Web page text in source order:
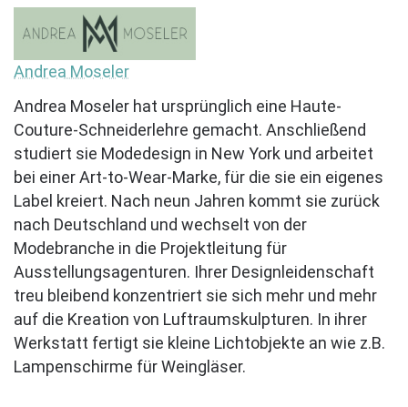
Andrea Moseler
Andrea Moseler hat ursprünglich eine Haute-
Couture-Schneiderlehre gemacht. Anschließend
studiert sie Modedesign in New York und arbeitet
bei einer Art-to-Wear-Marke, für die sie ein eigenes
Label kreiert. Nach neun Jahren kommt sie zurück
nach Deutschland und wechselt von der
Modebranche in die Projektleitung für
Ausstellungsagenturen. Ihrer Designleidenschaft
treu bleibend konzentriert sie sich mehr und mehr
auf die Kreation von Luftraumskulpturen. In ihrer
Werkstatt fertigt sie kleine Lichtobjekte an wie z.B.
Lampenschirme für Weingläser.